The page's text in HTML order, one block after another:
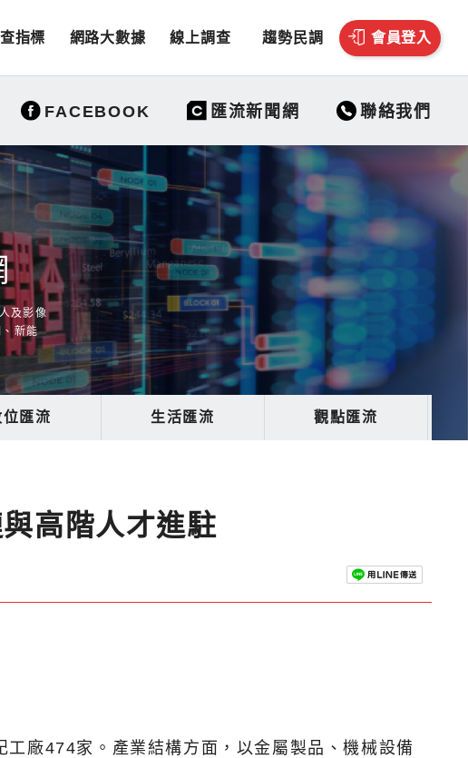
指標 網路大數據 線上調查 趨勢民調 會員登入
FACEBOOK 匯流新聞網 聯絡我們
及影像
新能
位匯流 生活匯流 觀點匯流
高階人才進駐
廠474家。產業結構方面，以金屬製品、機械設備